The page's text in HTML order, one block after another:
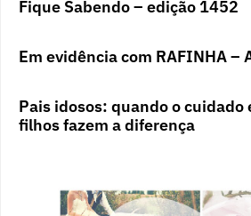
Fique Sabendo – edição 1452
Em evidência com RAFINHA –
Pais idosos: quando o cuidado
filhos fazem a diferença